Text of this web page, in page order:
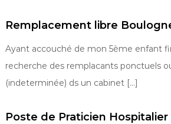
Remplacement libre
Ayant accouché de mon 5ème enfant
recherche des remplacants ponctuels
(indeterminée) ds un cabinet […]
Poste de Praticien Hospitalier